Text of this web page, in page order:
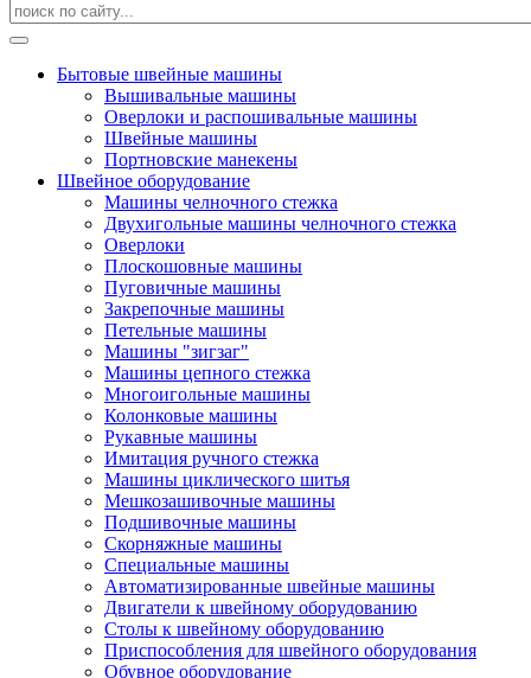
Бытовые швейные машины
Вышивальные машины
Оверлоки и распошивальные машины
Швейные машины
Портновские манекены
Швейное оборудование
Машины челночного стежка
Двухигольные машины челночного стежка
Оверлоки
Плоскошовные машины
Пуговичные машины
Закрепочные машины
Петельные машины
Машины "зигзаг"
Машины цепного стежка
Многоигольные машины
Колонковые машины
Рукавные машины
Имитация ручного стежка
Машины циклического шитья
Мешкозашивочные машины
Подшивочные машины
Скорняжные машины
Специальные машины
Автоматизированные швейные машины
Двигатели к швейному оборудованию
Столы к швейному оборудованию
Приспособления для швейного оборудования
Обувное оборудование